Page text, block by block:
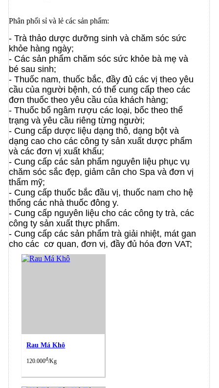
Phân phối sỉ và lẻ các sản phẩm:
- Trà thảo dược dưỡng sinh và chăm sóc sức
khỏe hàng ngày;
- Các sản phẩm chăm sóc sức khỏe bà mẹ và
bé sau sinh;
- Thuốc nam, thuốc bắc, đầy đủ các vị theo yêu
cầu của người bệnh, có thể cung cấp theo các
đơn thuốc theo yêu cầu của khách hàng;
- Thuốc bổ ngâm rượu các loại, bốc theo thể
trạng và yêu cầu riêng từng người;
- Cung cấp dược liệu dạng thô, dạng bột và
dạng cao cho các công ty sản xuất dược phẩm
và các đơn vị xuất khẩu;
- Cung cấp các sản phẩm nguyên liệu phục vụ
chăm sóc sắc đẹp, giảm cân cho Spa và đơn vị
thẩm mỹ;
- Cung cấp thuốc bắc đầu vị, thuốc nam cho hệ
thống các nhà thuốc đông y.
- Cung cấp nguyên liệu cho các công ty trà, các
công ty sản xuất thực phẩm.
- Cung cấp các sản phẩm trà giải nhiệt, mát gan
cho các cơ quan, đơn vị, đầy đủ hóa đơn VAT;
Rau Má Khô
120.000đ/Kg